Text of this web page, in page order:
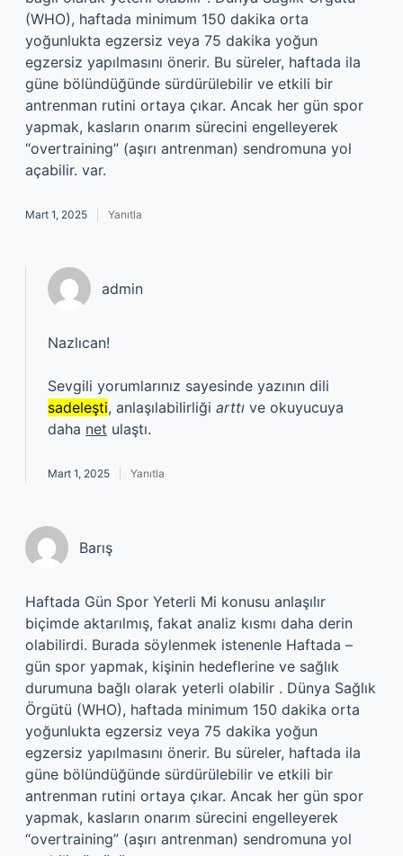
(WHO), haftada minimum 150 dakika orta
yoğunlukta egzersiz veya 75 dakika yoğun
egzersiz yapılmasını önerir. Bu süreler, haftada ila
güne bölündüğünde sürdürülebilir ve etkili bir
antrenman rutini ortaya çıkar. Ancak her gün spor
yapmak, kasların onarım sürecini engelleyerek
“overtraining” (aşırı antrenman) sendromuna yol
açabilir. var.
Mart 1, 2025 Yanıtla
admin
Nazlıcan!
Sevgili yorumlarınız sayesinde yazının dili
sadeleşti, anlaşılabilirliği arttı ve okuyucuya
daha net ulaştı.
Mart 1, 2025 Yanıtla
Barış
Haftada Gün Spor Yeterli Mi konusu anlaşılır
biçimde aktarılmış, fakat analiz kısmı daha derin
olabilirdi. Burada söylenmek istenenle Haftada –
gün spor yapmak, kişinin hedeflerine ve sağlık
durumuna bağlı olarak yeterli olabilir . Dünya Sağlık
Örgütü (WHO), haftada minimum 150 dakika orta
yoğunlukta egzersiz veya 75 dakika yoğun
egzersiz yapılmasını önerir. Bu süreler, haftada ila
güne bölündüğünde sürdürülebilir ve etkili bir
antrenman rutini ortaya çıkar. Ancak her gün spor
yapmak, kasların onarım sürecini engelleyerek
“overtraining” (aşırı antrenman) sendromuna yol